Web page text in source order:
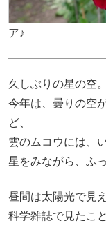
ア♪
久しぶりの星の空
今年は、曇りの空
ど、
雲のムコウには、
星をみながら、ふ
昼間は太陽光で見
科学雑誌で見たこ